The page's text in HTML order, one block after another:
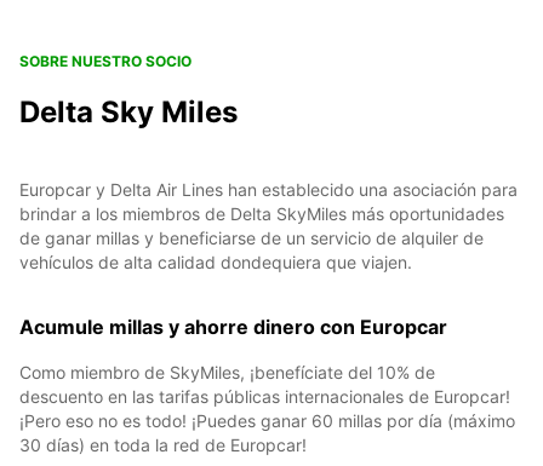
SOBRE NUESTRO SOCIO
Delta Sky Miles
Europcar y Delta Air Lines han establecido una asociación para
brindar a los miembros de Delta SkyMiles más oportunidades
de ganar millas y beneficiarse de un servicio de alquiler de
vehículos de alta calidad dondequiera que viajen.
Acumule millas y ahorre dinero con Europcar
Como miembro de SkyMiles, ¡benefíciate del 10% de
descuento en las tarifas públicas internacionales de Europcar!
¡Pero eso no es todo! ¡Puedes ganar 60 millas por día (máximo
30 días) en toda la red de Europcar!